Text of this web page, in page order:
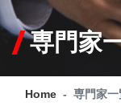
SERVICE
Q&A
専門家
Home 専門家一